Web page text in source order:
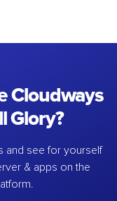
Cloudways
Glory?
and see for yourself
& apps on the